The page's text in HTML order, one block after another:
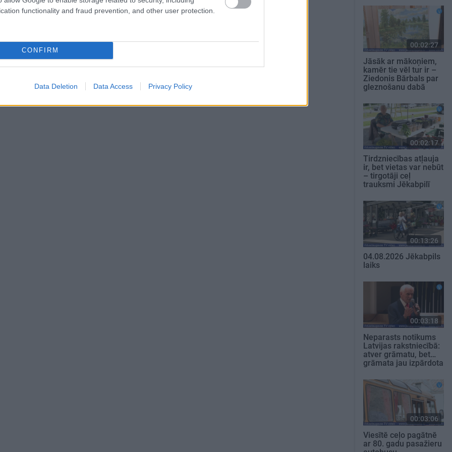
functionality and fraud prevention, and other user protection.
CONFIRM
Data Deletion Data Access Privacy Policy
00:02:27
Jāsāk ar mākoņiem,
kamēr tie vēl tur ir –
Ziedonis Bārbals par
gleznošanu dabā
00:02:17
Tirdzniecības atļauja
ir, bet vietas var nebūt
– tirgotāji ceļ
trauksmi Jēkabpilī
00:13:26
04.08.2026 Jēkabpils
laiks
00:03:18
Neparasts notikums
Latvijas rakstniecībā:
atver grāmatu, bet…
grāmata jau izpārdota
00:03:06
Viesītē ceļo pagātnē
ar 80. gadu pasažieru